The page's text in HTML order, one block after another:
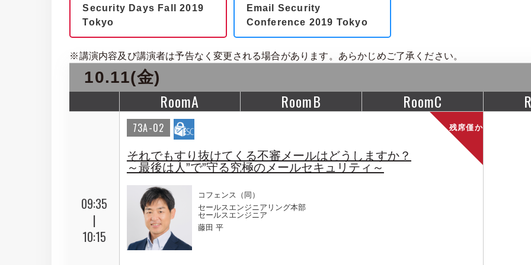
Security Days Fall 2019
Tokyo
Email Security
Conference 2019 Tokyo
※講演内容及び講演者は予告なく変更される場合があります。あらかじめご了承ください。
10.11(金)
RoomA RoomB RoomC
09:35
|
10:15
残席僅か
73A-02
それでもすり抜けてくる不審メールはどうしますか？
～最後は人”で”守る究極のメールセキュリティ～
コフェンス（同）
セールスエンジニアリング本部
セールスエンジニア
藤田 平